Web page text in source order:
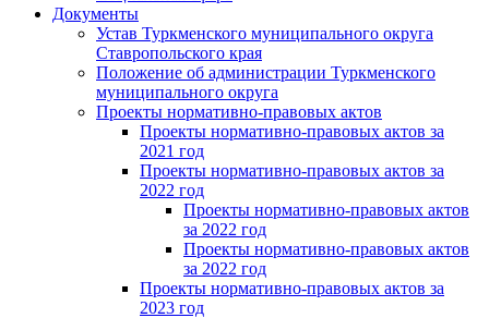
Документы
Устав Туркменского муниципального округа
Ставропольского края
Положение об администрации Туркменского
муниципального округа
Проекты нормативно-правовых актов
Проекты нормативно-правовых актов за
2021 год
Проекты нормативно-правовых актов за
2022 год
Проекты нормативно-правовых актов
за 2022 год
Проекты нормативно-правовых актов
за 2022 год
Проекты нормативно-правовых актов за
2023 год